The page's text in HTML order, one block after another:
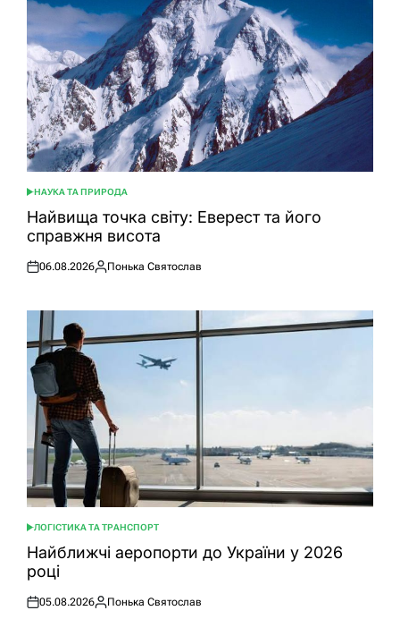
ОПУБЛІКУВАТИ
У
НАУКА ТА ПРИРОДА
Найвища точка світу: Еверест та його
справжня висота
Оприлюднено
06.08.2026
Опубліковано
Понька Святослав
ОПУБЛІКУВАТИ
У
ЛОГІСТИКА ТА ТРАНСПОРТ
Найближчі аеропорти до України у 2026
році
Оприлюднено
05.08.2026
Опубліковано
Понька Святослав